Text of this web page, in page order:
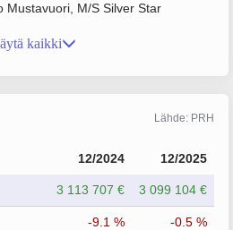
Mustavuori, M/S Silver Star
kaikki
Lähde: PRH
12/2024 12/2025
3 113 707 € 3 099 104 €
-9.1 % -0.5 %